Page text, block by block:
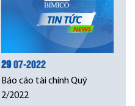
2907-2022
Báo cáo tài chính Quý
2/2022